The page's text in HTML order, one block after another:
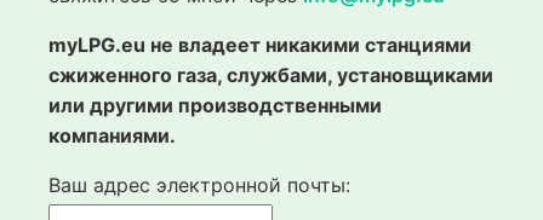
myLPG.eu не владеет никакими станциями
сжиженного газа, службами, установщиками
или другими производственными
компаниями.
Ваш адрес электронной почты: